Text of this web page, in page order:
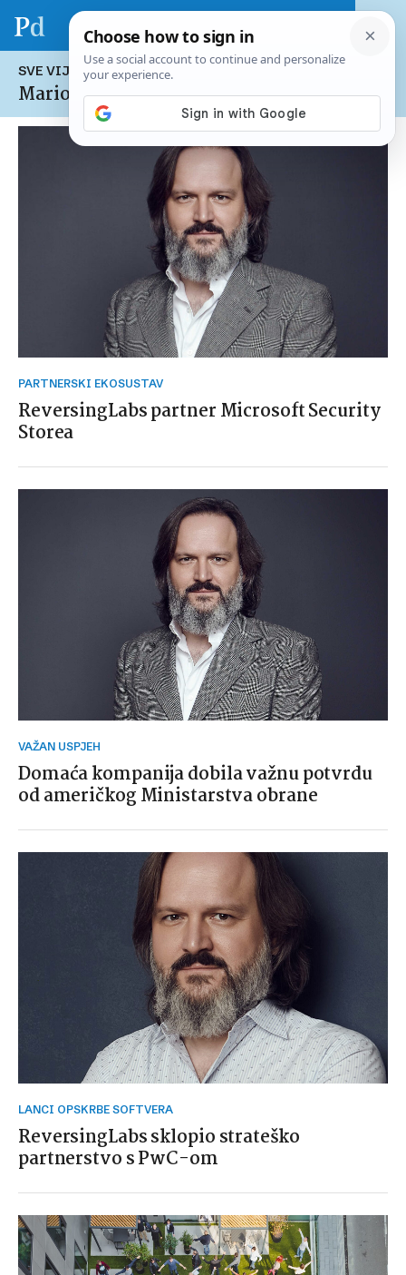
SVE VIJESTI NA TEMU:
Mario Vuksan
PARTNERSKI EKOSUSTAV
ReversingLabs partner Microsoft Security
Storea
VAŽAN USPJEH
Domaća kompanija dobila važnu potvrdu
od američkog Ministarstva obrane
LANCI OPSKRBE SOFTVERA
ReversingLabs sklopio strateško
partnerstvo s PwC-om